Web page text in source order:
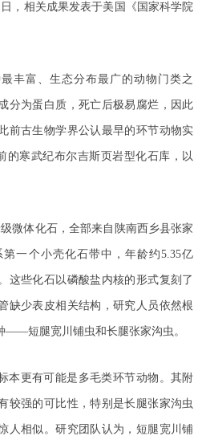
，相关成果发表于美国《国家科学院
丰富、生态分布最广的动物门类之
分为蛋白质，死亡后极易腐烂，因此
前古生物学界公认最早的环节动物实
的寒武纪布尔吉斯页岩型化石库，以
微体化石，全部来自陕南西乡县张家
一个小壳化石带中，年龄约5.35亿
这些化石以磷酸盐内核的形式复刻了
缺少表皮相关结构，研究人员依然根
——短腿宽川铺虫和长腿张家沟虫。
本更有可能是多毛类环节动物。其附
较强的可比性，特别是长腿张家沟虫
人相似。研究团队认为，短腿宽川铺